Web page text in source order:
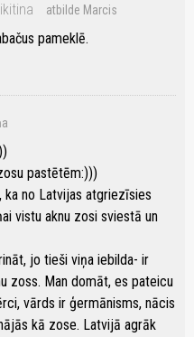
atbilde Marcis
pameklē.
pastētēm:)))
ka no Latvijas atgriezīsies
vistu aknu zosi sviestā un
jo tieši viņa iebilda- ir
zoss. Man domāt, es pateicu
vārds ir ģermānisms, nācis
kā zose. Latvijā agrāk